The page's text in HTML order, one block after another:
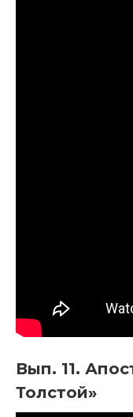
Вып. 11.
Толстой»